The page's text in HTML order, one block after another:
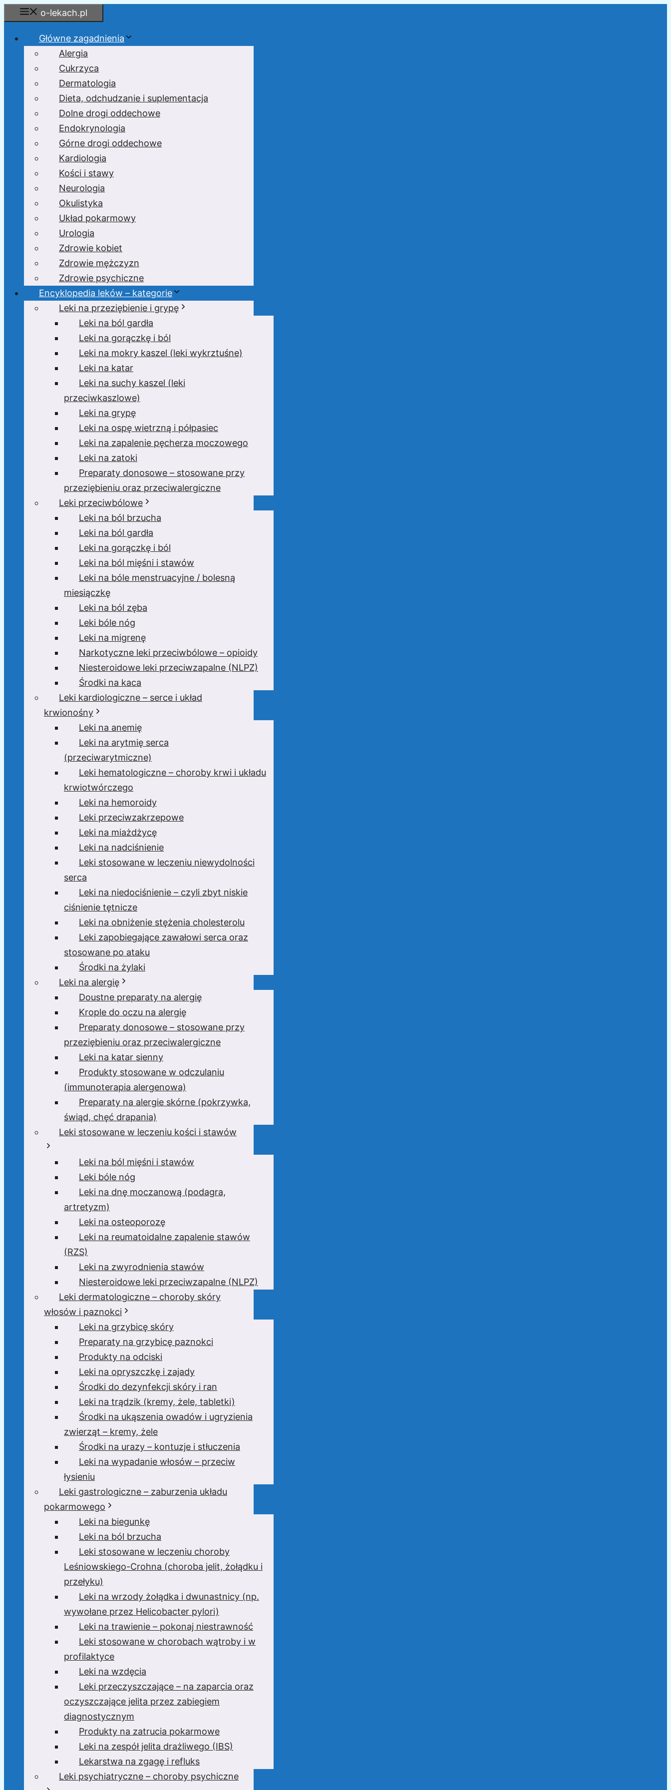
Przejdź
do
o-lekach.pl
Główne zagadnienia
Alergia
Cukrzyca
Dermatologia
Dieta, odchudzanie i suplementacja
Dolne drogi oddechowe
Endokrynologia
Górne drogi oddechowe
Kardiologia
Kości i stawy
Neurologia
Okulistyka
Układ pokarmowy
Urologia
Zdrowie kobiet
Zdrowie mężczyzn
Zdrowie psychiczne
Encyklopedia leków – kategorie
Leki na przeziębienie i grypę
Leki na ból gardła
Leki na gorączkę i ból
Leki na mokry kaszel (leki wykrztuśne)
Leki na katar
Leki na suchy kaszel (leki
przeciwkaszlowe)
Leki na grypę
Leki na ospę wietrzną i półpasiec
Leki na zapalenie pęcherza moczowego
Leki na zatoki
Preparaty donosowe – stosowane przy
przeziębieniu oraz przeciwalergiczne
Leki przeciwbólowe
Leki na ból brzucha
Leki na ból gardła
Leki na gorączkę i ból
Leki na ból mięśni i stawów
Leki na bóle menstruacyjne / bolesną
miesiączkę
Leki na ból zęba
Leki bóle nóg
Leki na migrenę
Narkotyczne leki przeciwbólowe – opioidy
Niesteroidowe leki przeciwzapalne (NLPZ)
Środki na kaca
Leki kardiologiczne – serce i układ
krwionośny
Leki na anemię
Leki na arytmię serca
(przeciwarytmiczne)
Leki hematologiczne – choroby krwi i układu
krwiotwórczego
Leki na hemoroidy
Leki przeciwzakrzepowe
Leki na miażdżycę
Leki na nadciśnienie
Leki stosowane w leczeniu niewydolności
serca
Leki na niedociśnienie – czyli zbyt niskie
ciśnienie tętnicze
Leki na obniżenie stężenia cholesterolu
Leki zapobiegające zawałowi serca oraz
stosowane po ataku
Środki na żylaki
Leki na alergię
Doustne preparaty na alergię
Krople do oczu na alergię
Preparaty donosowe – stosowane przy
przeziębieniu oraz przeciwalergiczne
Leki na katar sienny
Produkty stosowane w odczulaniu
(immunoterapia alergenowa)
Preparaty na alergie skórne (pokrzywka,
świąd, chęć drapania)
Leki stosowane w leczeniu kości i stawów
Leki na ból mięśni i stawów
Leki bóle nóg
Leki na dnę moczanową (podagra,
artretyzm)
Leki na osteoporozę
Leki na reumatoidalne zapalenie stawów
(RZS)
Leki na zwyrodnienia stawów
Niesteroidowe leki przeciwzapalne (NLPZ)
Leki dermatologiczne – choroby skóry
włosów i paznokci
Leki na grzybicę skóry
Preparaty na grzybicę paznokci
Produkty na odciski
Leki na opryszczkę i zajady
Środki do dezynfekcji skóry i ran
Leki na trądzik (kremy, żele, tabletki)
Środki na ukąszenia owadów i ugryzienia
zwierząt – kremy, żele
Środki na urazy – kontuzje i stłuczenia
Leki na wypadanie włosów – przeciw
łysieniu
Leki gastrologiczne – zaburzenia układu
pokarmowego
Leki na biegunkę
Leki na ból brzucha
Leki stosowane w leczeniu choroby
Leśniowskiego-Crohna (choroba jelit, żołądku i
przełyku)
Leki na wrzody żołądka i dwunastnicy (np.
wywołane przez Helicobacter pylori)
Leki na trawienie – pokonaj niestrawność
Leki stosowane w chorobach wątroby i w
profilaktyce
Leki na wzdęcia
Leki przeczyszczające – na zaparcia oraz
oczyszczające jelita przez zabiegiem
diagnostycznym
Produkty na zatrucia pokarmowe
Leki na zespół jelita drażliwego (IBS)
Lekarstwa na zgagę i refluks
Leki psychiatryczne – choroby psychiczne